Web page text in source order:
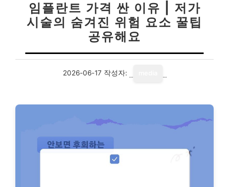
임플란트 가격 싼 이유 | 저가
시술의 숨겨진 위험 요소 꿀팁
공유해요
2026-06-17 작성자: